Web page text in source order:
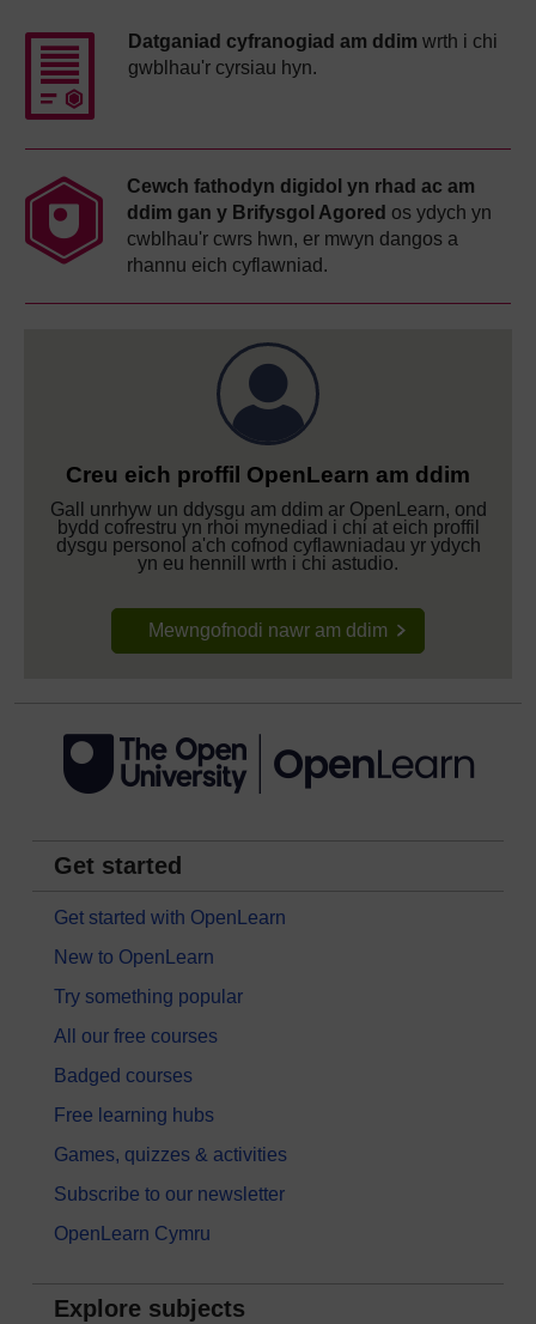
Datganiad cyfranogiad am ddim wrth i chi
gwblhau'r cyrsiau hyn.
Cewch fathodyn digidol yn rhad ac am
ddim gan y Brifysgol Agored os ydych yn
cwblhau'r cwrs hwn, er mwyn dangos a
rhannu eich cyflawniad.
Creu eich proffil OpenLearn am ddim
Gall unrhyw un ddysgu am ddim ar OpenLearn, ond
bydd cofrestru yn rhoi mynediad i chi at eich proffil
dysgu personol a'ch cofnod cyflawniadau yr ydych
yn eu hennill wrth i chi astudio.
Mewngofnodi nawr am ddim
Get started
Get started with OpenLearn
New to OpenLearn
Try something popular
All our free courses
Badged courses
Free learning hubs
Games, quizzes & activities
Subscribe to our newsletter
OpenLearn Cymru
Explore subjects